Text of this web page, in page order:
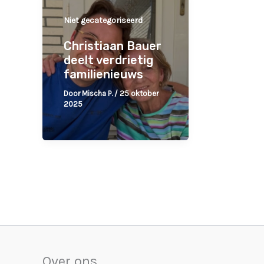
Niet gecategoriseerd
Christiaan Bauer
deelt verdrietig
familienieuws
Door Mischa P. / 25 oktober
2025